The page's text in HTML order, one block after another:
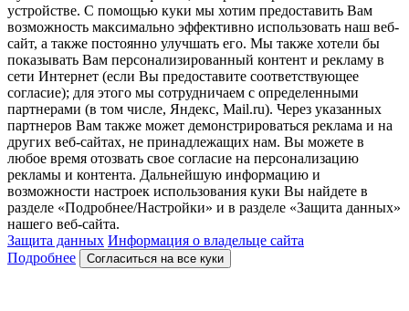
устройстве. С помощью куки мы хотим предоставить Вам
возможность максимально эффективно использовать наш веб-
сайт, а также постоянно улучшать его. Мы также хотели бы
показывать Вам персонализированный контент и рекламу в
сети Интернет (если Вы предоставите соответствующее
согласие); для этого мы сотрудничаем с определенными
партнерами (в том числе, Яндекс, Mail.ru). Через указанных
партнеров Вам также может демонстрироваться реклама и на
других веб-сайтах, не принадлежащих нам. Вы можете в
любое время отозвать свое согласие на персонализацию
рекламы и контента. Дальнейшую информацию и
возможности настроек использования куки Вы найдете в
разделе «Подробнее/Настройки» и в разделе «Защита данных»
нашего веб-сайта.
Защита данных Информация о владельце сайта
Подробнее
Согласиться на все куки